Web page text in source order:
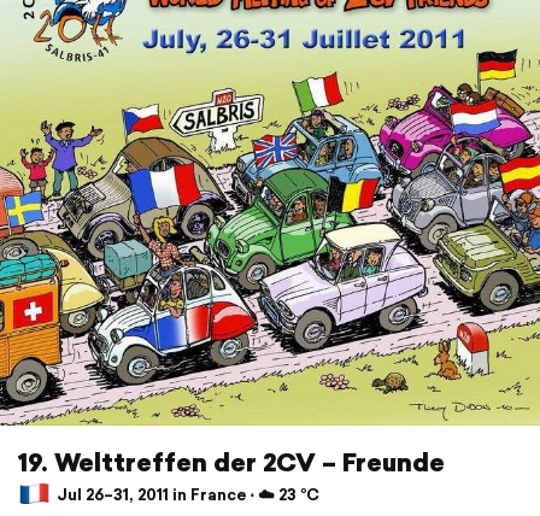
19. Welttreffen der 2CV – Freunde
Jul 26–31, 2011 in France ⋅ ☁️ 23 °C